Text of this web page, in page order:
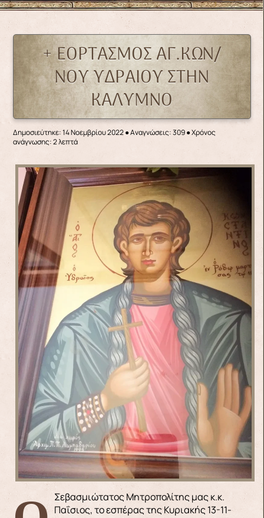
+ ΕΟΡΤΑΣΜΟΣ ΑΓ.ΚΩΝ/
ΝΟΥ ΥΔΡΑΙΟΥ ΣΤΗΝ
ΚΑΛΥΜΝΟ
Δημοσιεύτηκε: 14 Νοεμβρίου 2022●Αναγνώσεις: 309● Χρόνος
ανάγνωσης: 2 λεπτά
Παΐσιος, το εσπέρας της Κυριακής 13-11-